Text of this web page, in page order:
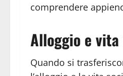
comprendere
Alloggio e
Quando si